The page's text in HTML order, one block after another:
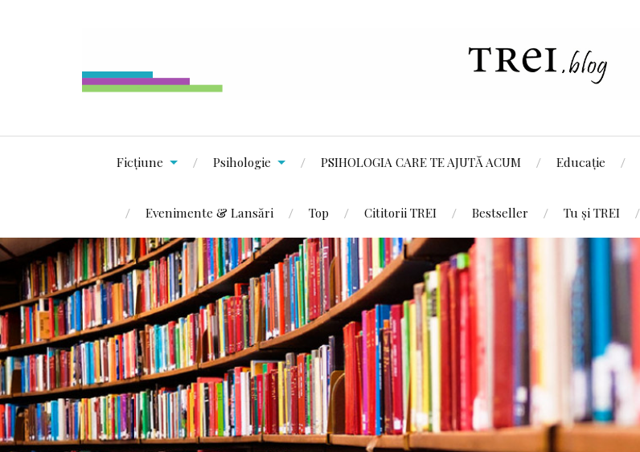
Ficțiune Psihologie PSIHOLOGIA CARE TE AJUTĂ ACUM Educație
Evenimente & Lansări Top Cititorii TREI Bestseller Tu și TREI